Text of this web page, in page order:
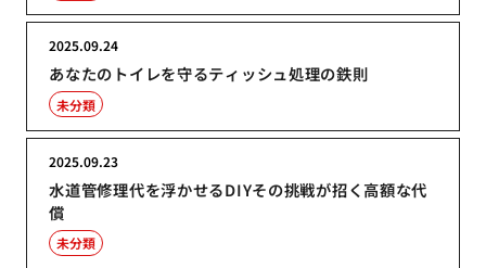
あなたのトイレを守るティッシュ処理の鉄則
2025.09.24
未分類
水道管修理代を浮かせるDIYその挑戦が招く高額な代
償
2025.09.23
未分類